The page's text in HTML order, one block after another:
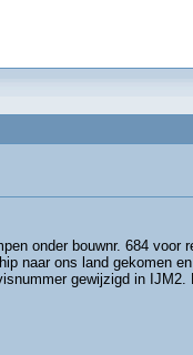
onder bouwnr. 684
naar ons land gekomen
gewijzigd in